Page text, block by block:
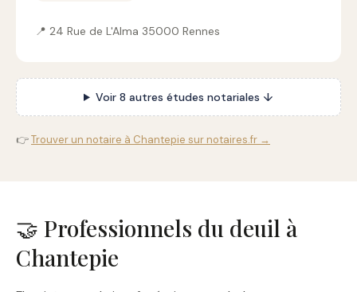
📍 24 Rue de L'Alma 35000 Rennes
Voir 8 autres études notariales ↓
👉Trouver un notaire à Chantepie sur notaires.fr →
🤝 Professionnels du deuil à
Chantepie